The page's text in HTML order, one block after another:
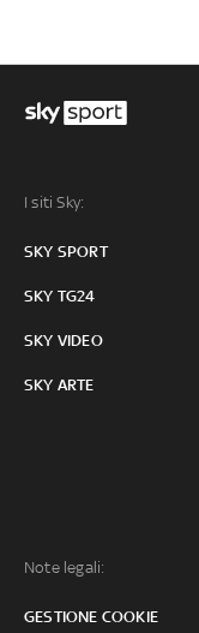
I siti Sky:
SKY SPORT
SKY TG24
SKY VIDEO
SKY ARTE
Note legali:
GESTIONE COOKIE